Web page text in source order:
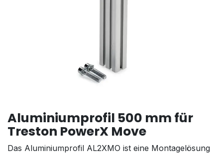
Aluminiumprofil 500 mm für
Treston PowerX Move
Das Aluminiumprofil AL2XMO ist eine Montagelösung